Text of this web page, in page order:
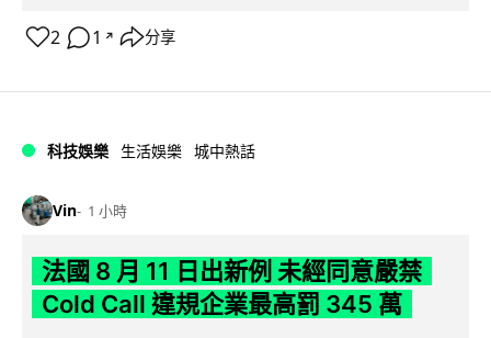
2 1 ↗ 分享
科技娛樂 生活娛樂 城中熱話
Vin 1 小時
法國 8 月 11 日出新例 未經同意嚴禁
Cold Call 違規企業最高罰 345 萬